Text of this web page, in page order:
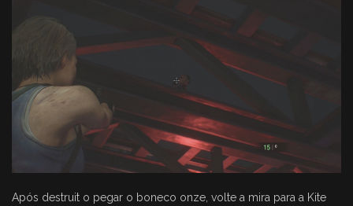
Após destruit o pegar o boneco onze, volte a mira para a Kite